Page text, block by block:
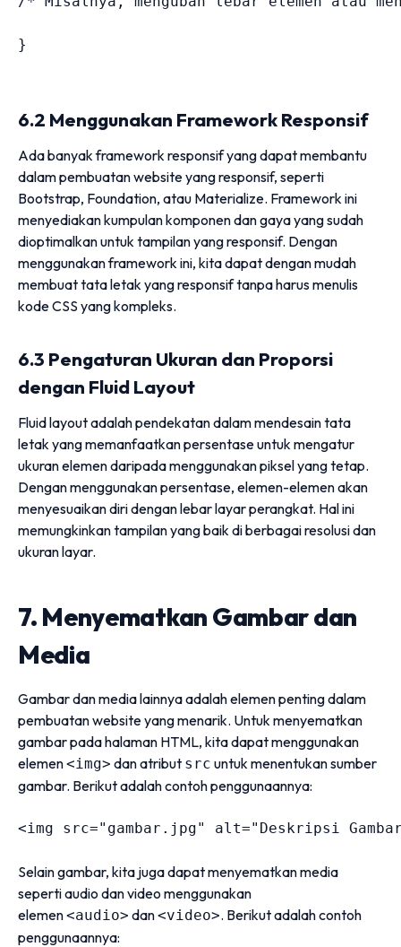
}
6.2 Menggunakan Framework Responsif
Ada banyak framework responsif yang dapat membantu
dalam pembuatan website yang responsif, seperti
Bootstrap, Foundation, atau Materialize. Framework ini
menyediakan kumpulan komponen dan gaya yang sudah
dioptimalkan untuk tampilan yang responsif. Dengan
menggunakan framework ini, kita dapat dengan mudah
membuat tata letak yang responsif tanpa harus menulis
kode CSS yang kompleks.
6.3 Pengaturan Ukuran dan Proporsi
dengan Fluid Layout
Fluid layout adalah pendekatan dalam mendesain tata
letak yang memanfaatkan persentase untuk mengatur
ukuran elemen daripada menggunakan piksel yang tetap.
Dengan menggunakan persentase, elemen-elemen akan
menyesuaikan diri dengan lebar layar perangkat. Hal ini
memungkinkan tampilan yang baik di berbagai resolusi dan
ukuran layar.
7. Menyematkan Gambar dan
Media
Gambar dan media lainnya adalah elemen penting dalam
pembuatan website yang menarik. Untuk menyematkan
gambar pada halaman HTML, kita dapat menggunakan
elemen<img> dan atribut src untuk menentukan sumber
gambar. Berikut adalah contoh penggunaannya:
<img src=" gambar.jpg" alt=" Deskripsi
Selain gambar, kita juga dapat menyematkan media
seperti audio dan video menggunakan
elemen<audio> dan<video>. Berikut adalah contoh
penggunaannya: